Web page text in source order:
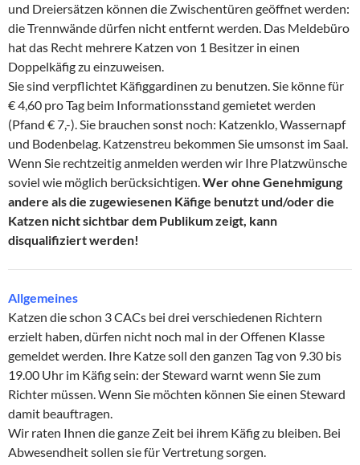
und Dreiersätzen können die Zwischentüren geöffnet werden:
die Trennwände dürfen nicht entfernt werden. Das Meldebüro
hat das Recht mehrere Katzen von 1 Besitzer in einen
Doppelkäfig zu einzuweisen.
Sie sind verpflichtet Käfiggardinen zu benutzen. Sie könne für
€ 4,60 pro Tag beim Informationsstand gemietet werden
(Pfand € 7,-). Sie brauchen sonst noch: Katzenklo, Wassernapf
und Bodenbelag. Katzenstreu bekommen Sie umsonst im Saal.
Wenn Sie rechtzeitig anmelden werden wir Ihre Platzwünsche
soviel wie möglich berücksichtigen.Wer ohne Genehmigung
andere als die zugewiesenen Käfige benutzt und/oder die
Katzen nicht sichtbar dem Publikum zeigt, kann
disqualifiziert werden!
Allgemeines
Katzen die schon 3 CACs bei drei verschiedenen Richtern
erzielt haben, dürfen nicht noch mal in der Offenen Klasse
gemeldet werden. Ihre Katze soll den ganzen Tag von 9.30 bis
19.00 Uhr im Käfig sein: der Steward warnt wenn Sie zum
Richter müssen. Wenn Sie möchten können Sie einen Steward
damit beauftragen.
Wir raten Ihnen die ganze Zeit bei ihrem Käfig zu bleiben. Bei
Abwesendheit sollen sie für Vertretung sorgen.